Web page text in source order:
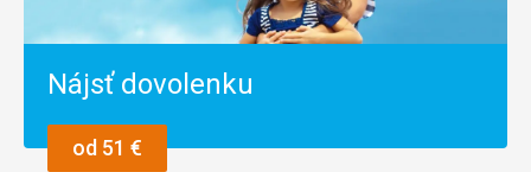
Nájsť dovolenku
od 51 €